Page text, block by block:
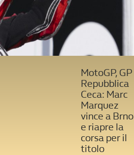
MotoGP, GP
Repubblica
Ceca: Marc
Marquez
vince a Brno
e riapre la
corsa per il
titolo